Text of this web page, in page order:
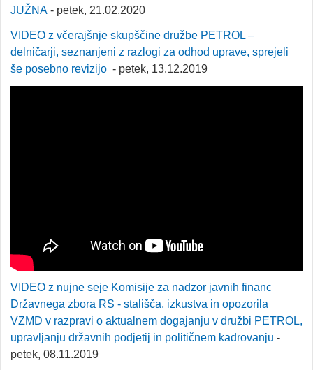
JUŽNA - petek, 21.02.2020
VIDEO z včerajšnje skupščine družbe PETROL –
delničarji, seznanjeni z razlogi za odhod uprave, sprejeli
še posebno revizijo - petek, 13.12.2019
VIDEO z nujne seje Komisije za nadzor javnih financ
Državnega zbora RS - stališča, izkustva in opozorila
VZMD v razpravi o aktualnem dogajanju v družbi PETROL,
upravljanju državnih podjetij in političnem kadrovanju -
petek, 08.11.2019